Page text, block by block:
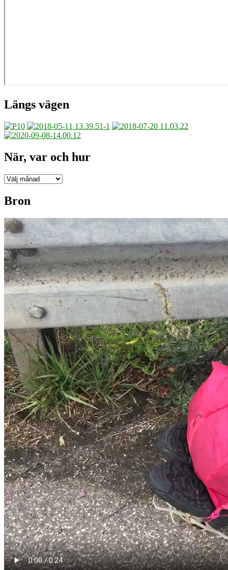
Längs vägen
När, var och hur
När,
och
hur
Bron